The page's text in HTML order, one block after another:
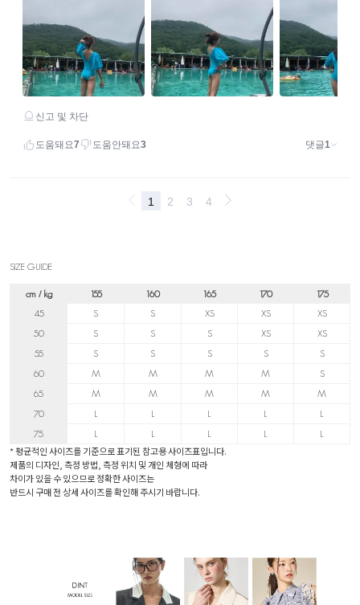
SIZE GUIDE
cm / kg 155 160 165 170
175
45
S S XS XS
XS
50
S S S XS
XS
55
S S S S
S
60
M M M M
S
65
M M M M
M
70
L L L L
L
75
L L L L L
* 평균적인 사이즈를 기준으로 표기된 참고용 사이즈표입니다.
제품의 디자인, 측정 방법, 측정 위치 및 개인 체형에 따라
차이가 있을 수 있으므로 정확한 사이즈는
반드시 구매 전 상세 사이즈를 확인해 주시기 바랍니다.